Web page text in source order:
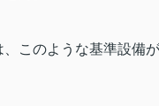
このような基準設備